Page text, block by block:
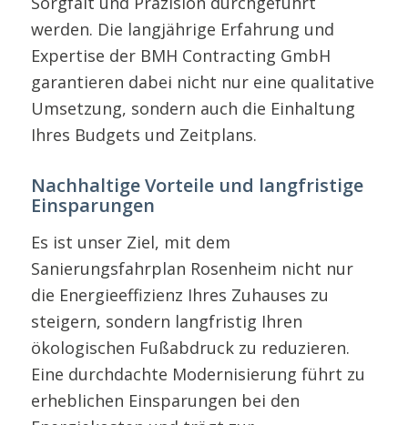
werden. Die langjährige Erfahrung und
Expertise der BMH Contracting GmbH
garantieren dabei nicht nur eine qualitative
Umsetzung, sondern auch die Einhaltung
Ihres Budgets und Zeitplans.
Nachhaltige Vorteile und langfristige
Einsparungen
Es ist unser Ziel, mit dem
Sanierungsfahrplan Rosenheim nicht nur
die Energieeffizienz Ihres Zuhauses zu
steigern, sondern langfristig Ihren
ökologischen Fußabdruck zu reduzieren.
Eine durchdachte Modernisierung führt zu
erheblichen Einsparungen bei den